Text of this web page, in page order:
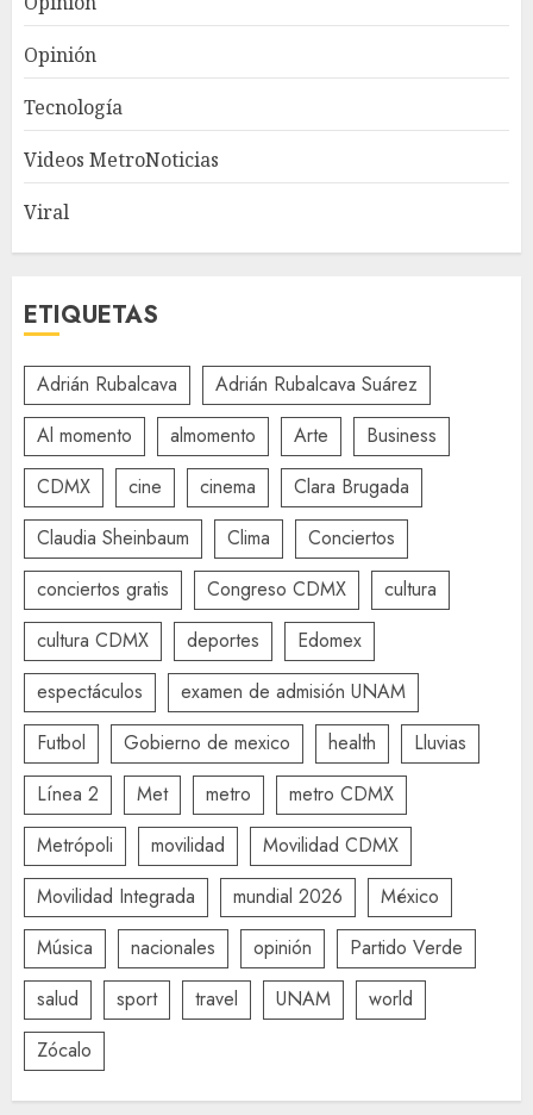
Opinión
Tecnología
Videos MetroNoticias
Viral
ETIQUETAS
Adrián Rubalcava
Adrián Rubalcava Suárez
Al momento
almomento Arte
Business
CDMX
cine cinema
Clara Brugada
Claudia Sheinbaum
Clima
Conciertos
conciertos gratis
Congreso CDMX
cultura
cultura CDMX
deportes
Edomex
espectáculos
examen de admisión UNAM
Futbol
Gobierno de mexico health
Lluvias
Línea 2
Met metro
metro CDMX
Metrópoli
movilidad
Movilidad CDMX
Movilidad Integrada
mundial 2026
México
Música
nacionales opinión
Partido Verde
salud
sport travel UNAM
world
Zócalo